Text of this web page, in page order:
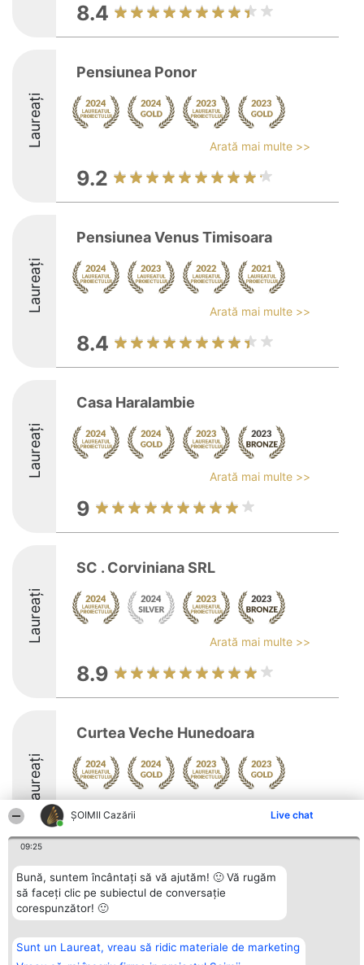
ȘOIMII Cazării Live chat
09:25
Bună, suntem încântați să vă ajutăm! 🙂 Vă rugăm
să faceți clic pe subiectul de conversație
corespunzător! 🙂
Sunt un Laureat, vreau să ridic materiale de marketing
8.4
Laureați
Pensiunea Ponor
Arată mai multe >>
9.2
Laureați
Pensiunea Venus Timisoara
Arată mai multe >>
8.4
Laureați
Casa Haralambie
Arată mai multe >>
9
Laureați
SC . Corviniana SRL
Arată mai multe >>
8.9
Laureați
Curtea Veche Hunedoara
9.5
Organizator Ranking
BRIGHT SOLUTIONS BR SRL
Aleea Timisul De Sus 2 Bl. A30
București
Plebiscyt
Lista Tuturor
Reguli